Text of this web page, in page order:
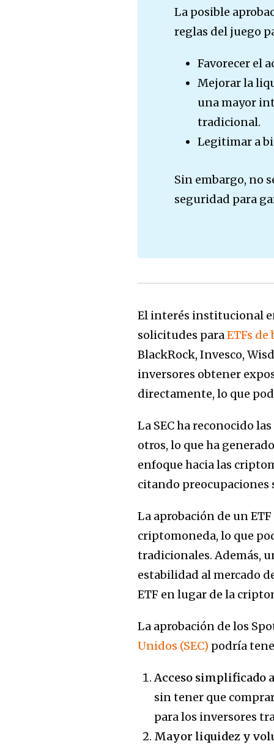
La posible
reglas del juego
Favorecer el
Mejorar la
una mayor
tradicional.
Legitimar a
Sin embargo, no
seguridad para
El interés institucional
solicitudes paraETFs
BlackRock, Invesco,
inversores obtener
directamente, lo que
La SEC ha reconocido
otros, lo que ha
enfoque hacia las
citando preocupaciones
La aprobación de un
criptomoneda, lo que
tradicionales. Además,
estabilidad al mercado
ETF en lugar de la
La aprobación de los
Unidos (SEC) podría
Acceso simplificado
sin tener que
para los inversores
Mayor liquidez y